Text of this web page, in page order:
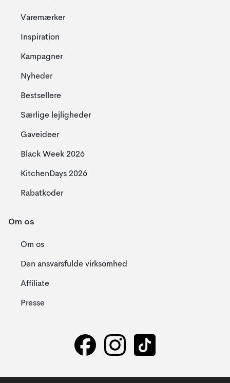
Varemærker
Inspiration
Kampagner
Nyheder
Bestsellere
Særlige lejligheder
Gaveideer
Black Week 2026
KitchenDays 2026
Rabatkoder
Om os
Om os
Den ansvarsfulde virksomhed
Affiliate
Presse